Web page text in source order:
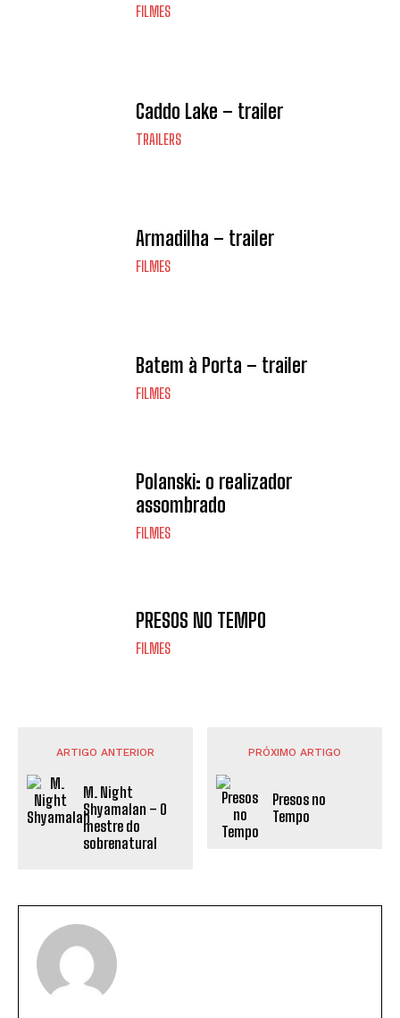
FILMES
Caddo Lake – trailer
TRAILERS
Armadilha – trailer
FILMES
Batem à Porta – trailer
FILMES
Polanski: o realizador
assombrado
FILMES
PRESOS NO TEMPO
FILMES
ARTIGO ANTERIOR
M. Night
Shyamalan – O
mestre do
sobrenatural
PRÓXIMO ARTIGO
Presos no
Tempo